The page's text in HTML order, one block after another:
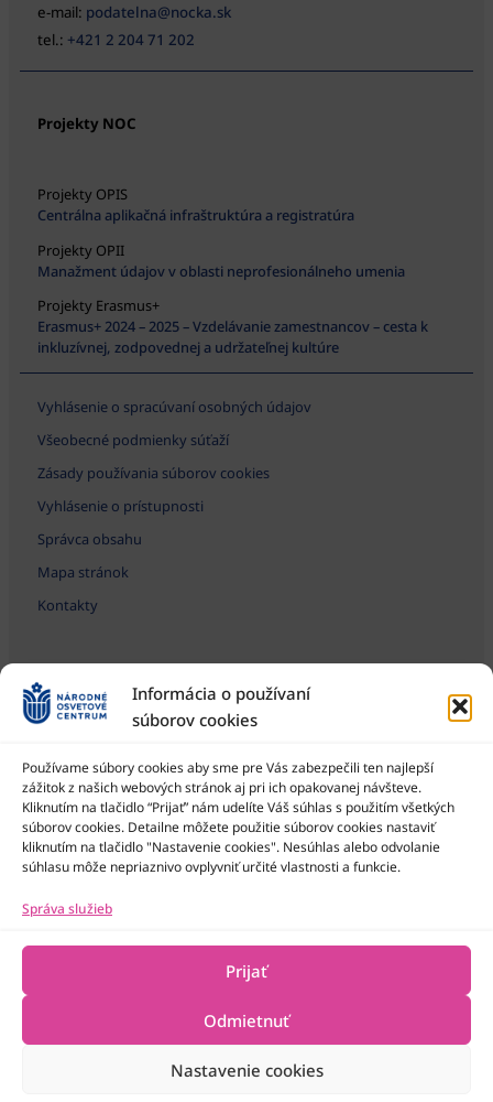
Informácia o používaní
súborov cookies
Používame súbory cookies aby sme pre Vás zabezpečili ten najlepší
zážitok z našich webových stránok aj pri ich opakovanej návšteve.
Kliknutím na tlačidlo “Prijať” nám udelíte Váš súhlas s použitím všetkých
súborov cookies. Detailne môžete použitie súborov cookies nastaviť
kliknutím na tlačidlo "Nastavenie cookies". Nesúhlas alebo odvolanie
súhlasu môže nepriaznivo ovplyvniť určité vlastnosti a funkcie.
Správa služieb
Prijať
Odmietnuť
Nastavenie cookies
e-mail: podatelna@nocka.sk
tel.: +421 2 204 71 202
Projekty NOC
Projekty OPIS
Centrálna aplikačná infraštruktúra a registratúra
Projekty OPII
Manažment údajov v oblasti neprofesionálneho umenia
Projekty Erasmus+
Erasmus+ 2024 – 2025 – Vzdelávanie zamestnancov – cesta k
inkluzívnej, zodpovednej a udržateľnej kultúre
Vyhlásenie o spracúvaní osobných údajov
Všeobecné podmienky súťaží
Zásady používania súborov cookies
Vyhlásenie o prístupnosti
Správca obsahu
Mapa stránok
Kontakty
Národné osvetové centrum je štátna príspevková organizácia
Ministerstva kultúry SR
2022-2026 © Národné osvetové centrumVšetky práva vyhradené